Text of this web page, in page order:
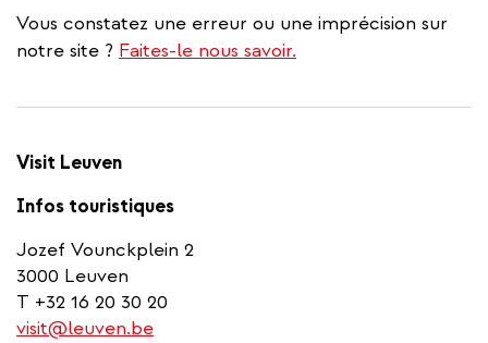
Vous constatez une erreur ou une imprécision sur
notre site ? Faites-le nous savoir.
Visit Leuven
Infos touristiques
Jozef Vounckplein 2
3000 Leuven
T +32 16 20 30 20
visit@leuven.be